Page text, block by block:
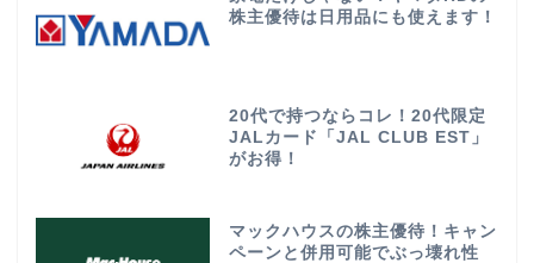
株主優待は日用品にも使えます！
20代で持つならコレ！20代限定
JALカード「JAL CLUB EST」
がお得！
マックハウスの株主優待！キャン
ペーンと併用可能でぶっ壊れ性